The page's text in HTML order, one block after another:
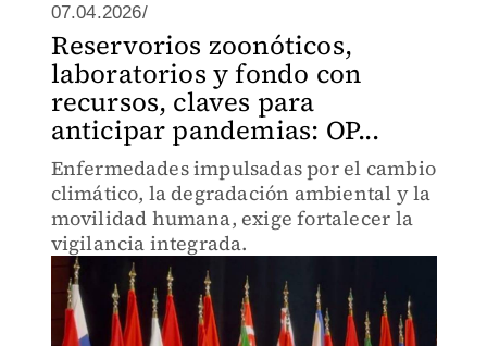
07.04.2026/
Reservorios zoonóticos,
laboratorios y fondo con
recursos, claves para
anticipar pandemias: OP...
Enfermedades impulsadas por el cambio
climático, la degradación ambiental y la
movilidad humana, exige fortalecer la
vigilancia integrada.